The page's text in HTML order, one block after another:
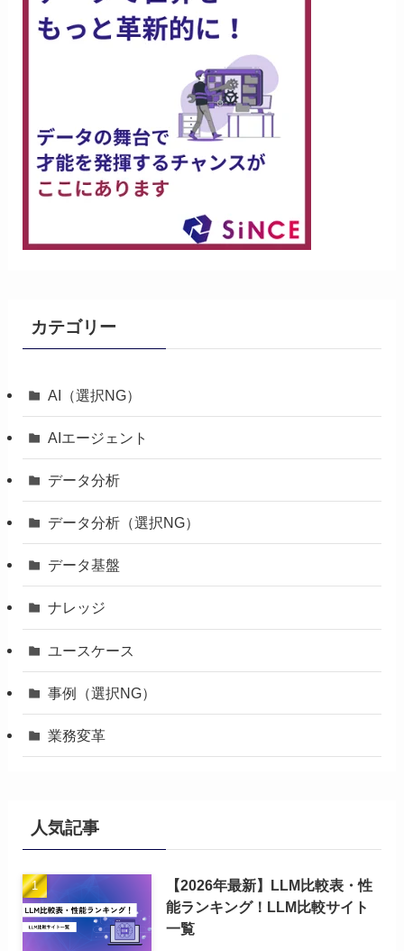
カテゴリー
AI（選択NG）
AIエージェント
データ分析
データ分析（選択NG）
データ基盤
ナレッジ
ユースケース
事例（選択NG）
業務変革
人気記事
【2026年最新】LLM比較表・性
能ランキング！LLM比較サイト
一覧